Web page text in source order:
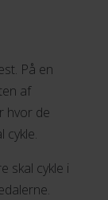
På en
af
hvor de
cykle.
skal cykle i